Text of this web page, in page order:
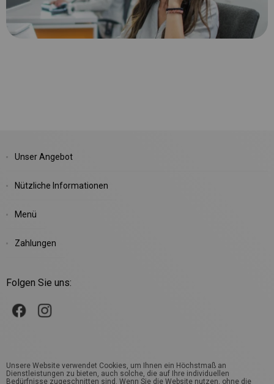
Unser Angebot
Nützliche Informationen
Menü
Zahlungen
Folgen Sie uns:
Unsere Website verwendet Cookies, um Ihnen ein Höchstmaß an
Dienstleistungen zu bieten, auch solche, die auf Ihre individuellen
Bedürfnisse zugeschnitten sind. Wenn Sie die Website nutzen, ohne die